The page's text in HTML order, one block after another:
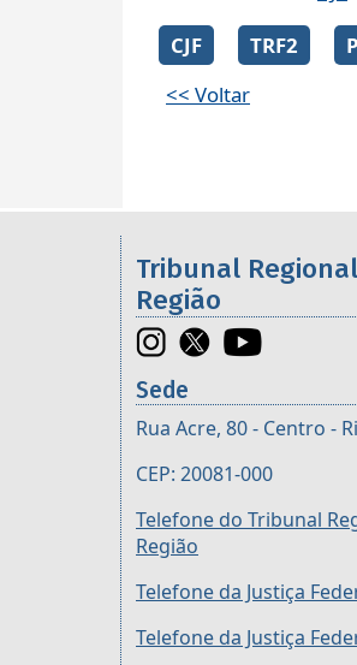
CJF
TRF2
<< Voltar
Informações
Tribunal
Região
Sede
Rua Acre, 80 - Centro -
CEP: 20081-000
Telefone do Tribunal
Região
Telefone da Justiça
Telefone da Justiça